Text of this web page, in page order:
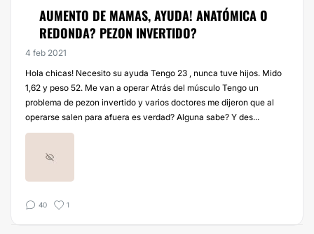
AUMENTO DE MAMAS, AYUDA! ANATÓMICA O
REDONDA? PEZON INVERTIDO?
4 feb 2021
Hola chicas! Necesito su ayuda Tengo 23 , nunca tuve hijos. Mido
1,62 y peso 52. Me van a operar Atrás del músculo Tengo un
problema de pezon invertido y varios doctores me dijeron que al
operarse salen para afuera es verdad? Alguna sabe? Y des...
40 1